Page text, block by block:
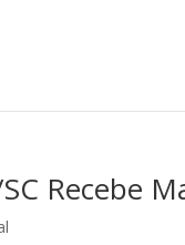
Recebe